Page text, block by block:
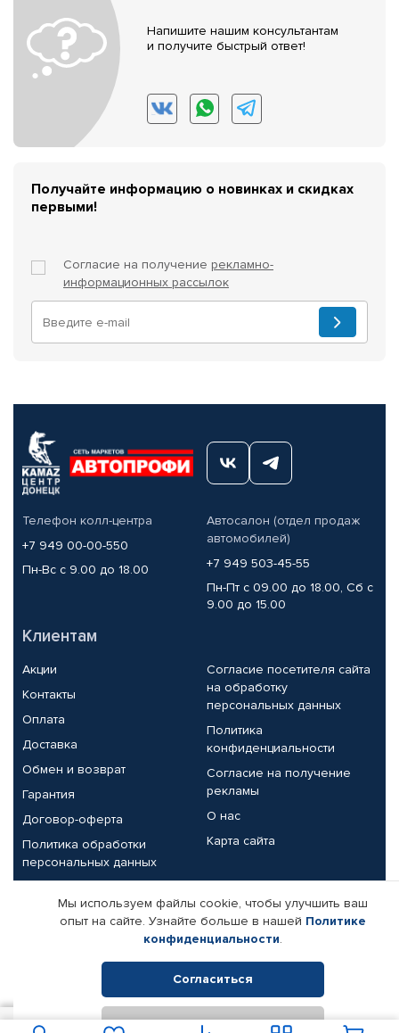
Напишите нашим консультантам
и получите быстрый ответ!
Получайте информацию о новинках и скидках
первыми!
Согласие на получение рекламно-
информационных рассылок
Телефон колл-центра
+7 949 00-00-550
Пн-Вс с 9.00 до 18.00
Автосалон (отдел продаж
автомобилей)
+7 949 503-45-55
Пн-Пт с 09.00 до 18.00, Сб с
9.00 до 15.00
Клиентам
Акции
Контакты
Оплата
Доставка
Обмен и возврат
Гарантия
Договор-оферта
Политика обработки
персональных данных
Согласие посетителя сайта
на обработку
персональных данных
Политика
конфиденциальности
Согласие на получение
рекламы
О нас
Карта сайта
Партнерам
Корпоративным клиентам
Поставщикам
Реквизиты компании
© КАМАЗ ЦЕНТР ДОНЕЦК, 2015-2026. Все права защищены.
Мы используем файлы cookie, чтобы улучшить ваш
опыт на сайте. Узнайте больше в нашей Политике
конфиденциальности.
Согласиться
Отклонить